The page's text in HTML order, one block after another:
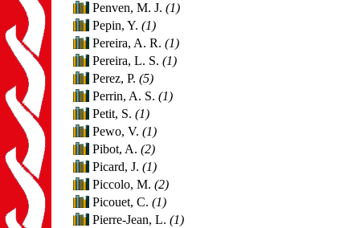
Penven, M. J. (1)
Pepin, Y. (1)
Pereira, A. R. (1)
Pereira, L. S. (1)
Perez, P. (5)
Perrin, A. S. (1)
Petit, S. (1)
Pewo, V. (1)
Pibot, A. (2)
Picard, J. (1)
Piccolo, M. (2)
Picouet, C. (1)
Pierre-Jean, L. (1)